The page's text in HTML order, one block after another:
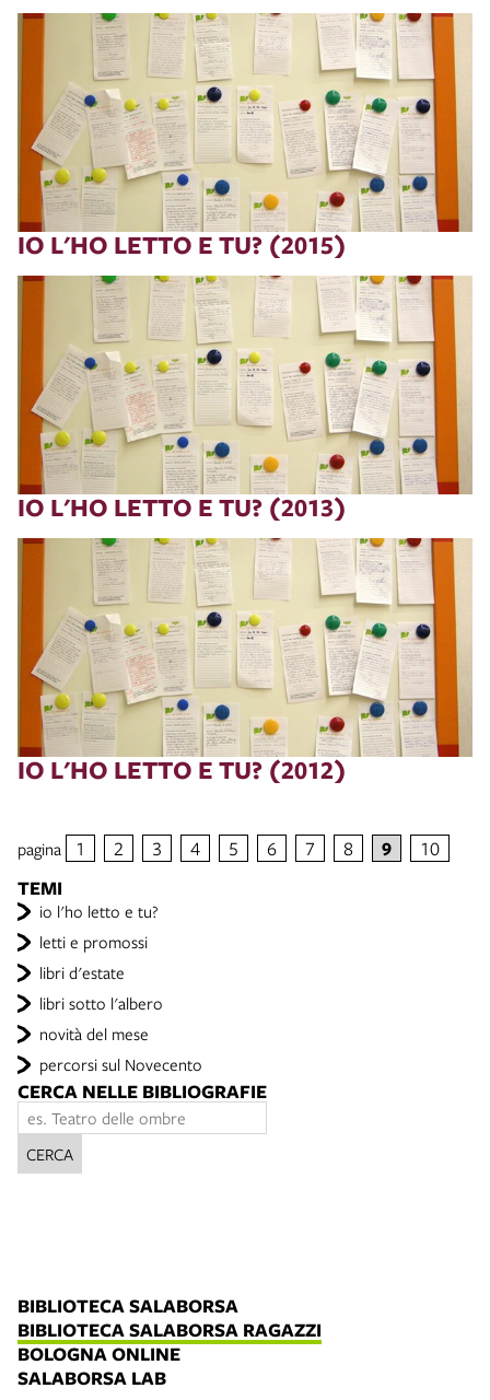
TEMI
io l'ho letto e tu?
letti e promossi
libri d'estate
libri sotto l'albero
novità del mese
percorsi sul Novecento
CERCA NELLE BIBLIOGRAFIE
CERCA
IO L'HO LETTO E TU? (2015)
IO L'HO LETTO E TU? (2013)
IO L'HO LETTO E TU? (2012)
pagina 1 2 3 4 5 6 7 8 9 10
BIBLIOTECA SALABORSA
BIBLIOTECA SALABORSA RAGAZZI
BOLOGNA ONLINE
SALABORSA LAB